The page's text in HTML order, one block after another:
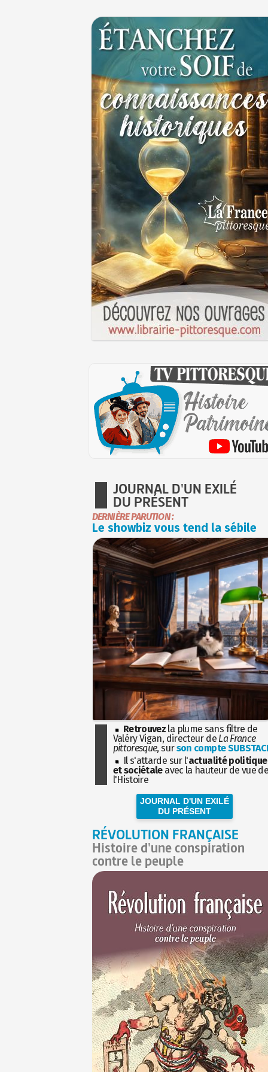
JOURNAL D'UN EXILÉ
DU PRÉSENT
DERNIÈRE PARUTION :
Le showbiz vous tend la sébile
Retrouvez la plume sans filtre de
Valéry Vigan, directeur de La France
pittoresque, surson compte
Il s'attarde sur l'actualité politique
et sociétaleavec la hauteur de vue
l'Histoire
JOURNAL D'UN EXILÉ
DU PRÉSENT
RÉVOLUTION FRANÇAISE
Histoire d'une conspiration
contre le peuple